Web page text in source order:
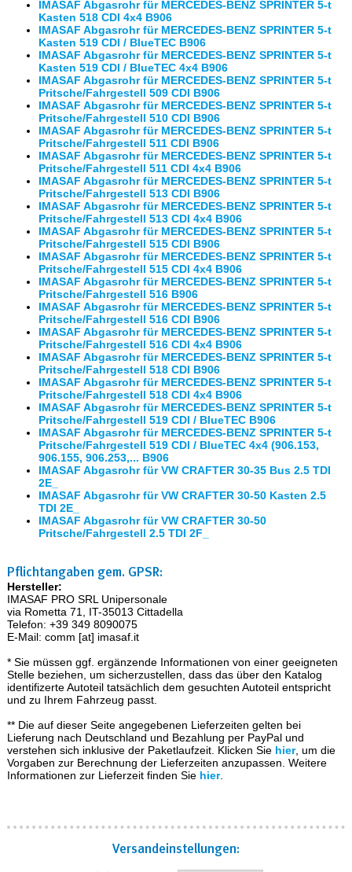
IMASAF Abgasrohr für MERCEDES-BENZ SPRINTER 5-t
Kasten 518 CDI 4x4 B906
IMASAF Abgasrohr für MERCEDES-BENZ SPRINTER 5-t
Kasten 519 CDI / BlueTEC B906
IMASAF Abgasrohr für MERCEDES-BENZ SPRINTER 5-t
Kasten 519 CDI / BlueTEC 4x4 B906
IMASAF Abgasrohr für MERCEDES-BENZ SPRINTER 5-t
Pritsche/Fahrgestell 509 CDI B906
IMASAF Abgasrohr für MERCEDES-BENZ SPRINTER 5-t
Pritsche/Fahrgestell 510 CDI B906
IMASAF Abgasrohr für MERCEDES-BENZ SPRINTER 5-t
Pritsche/Fahrgestell 511 CDI B906
IMASAF Abgasrohr für MERCEDES-BENZ SPRINTER 5-t
Pritsche/Fahrgestell 511 CDI 4x4 B906
IMASAF Abgasrohr für MERCEDES-BENZ SPRINTER 5-t
Pritsche/Fahrgestell 513 CDI B906
IMASAF Abgasrohr für MERCEDES-BENZ SPRINTER 5-t
Pritsche/Fahrgestell 513 CDI 4x4 B906
IMASAF Abgasrohr für MERCEDES-BENZ SPRINTER 5-t
Pritsche/Fahrgestell 515 CDI B906
IMASAF Abgasrohr für MERCEDES-BENZ SPRINTER 5-t
Pritsche/Fahrgestell 515 CDI 4x4 B906
IMASAF Abgasrohr für MERCEDES-BENZ SPRINTER 5-t
Pritsche/Fahrgestell 516 B906
IMASAF Abgasrohr für MERCEDES-BENZ SPRINTER 5-t
Pritsche/Fahrgestell 516 CDI B906
IMASAF Abgasrohr für MERCEDES-BENZ SPRINTER 5-t
Pritsche/Fahrgestell 516 CDI 4x4 B906
IMASAF Abgasrohr für MERCEDES-BENZ SPRINTER 5-t
Pritsche/Fahrgestell 518 CDI B906
IMASAF Abgasrohr für MERCEDES-BENZ SPRINTER 5-t
Pritsche/Fahrgestell 518 CDI 4x4 B906
IMASAF Abgasrohr für MERCEDES-BENZ SPRINTER 5-t
Pritsche/Fahrgestell 519 CDI / BlueTEC B906
IMASAF Abgasrohr für MERCEDES-BENZ SPRINTER 5-t
Pritsche/Fahrgestell 519 CDI / BlueTEC 4x4 (906.153,
906.155, 906.253,... B906
IMASAF Abgasrohr für VW CRAFTER 30-35 Bus 2.5 TDI
2E_
IMASAF Abgasrohr für VW CRAFTER 30-50 Kasten 2.5
TDI 2E_
IMASAF Abgasrohr für VW CRAFTER 30-50
Pritsche/Fahrgestell 2.5 TDI 2F_
Pflichtangaben gem. GPSR:
Hersteller:
IMASAF PRO SRL Unipersonale
via Rometta 71, IT-35013 Cittadella
Telefon: +39 349 8090075
E-Mail: comm [at] imasaf.it
* Sie müssen ggf. ergänzende Informationen von einer geeigneten
Stelle beziehen, um sicherzustellen, dass das über den Katalog
identifizerte Autoteil tatsächlich dem gesuchten Autoteil entspricht
und zu Ihrem Fahrzeug passt.
** Die auf dieser Seite angegebenen Lieferzeiten gelten bei
Lieferung nach Deutschland und Bezahlung per PayPal und
verstehen sich inklusive der Paketlaufzeit. Klicken Sie hier, um die
Vorgaben zur Berechnung der Lieferzeiten anzupassen. Weitere
Informationen zur Lieferzeit finden Sie hier.
Versand­einstellungen: